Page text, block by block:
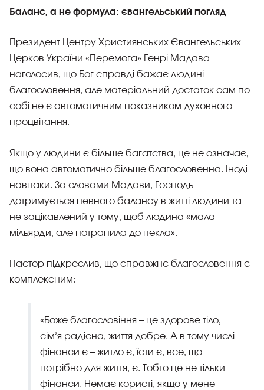
Баланс, а не формула: євангельський погляд
Президент Центру Християнських Євангельських
Церков України «Перемога» Генрі Мадава
наголосив, що Бог справді бажає людині
благословення, але матеріальний достаток сам по
собі не є автоматичним показником духовного
процвітання.
Якщо у людини є більше багатства, це не означає,
що вона автоматично більше благословенна. Іноді
навпаки. За словами Мадави, Господь
дотримується певного балансу в житті людини та
не зацікавлений у тому, щоб людина «мала
мільярди, але потрапила до пекла».
Пастор підкреслив, що справжнє благословення є
комплексним:
«Боже благословіння – це здорове тіло,
сім’я радісна, життя добре. А в тому числі
фінанси є – житло є, їсти є, все, що
потрібно для життя, є. Тобто це не тільки
фінанси. Немає користі, якщо у мене